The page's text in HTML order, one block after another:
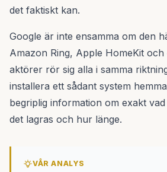
det faktiskt kan.
Google är inte ensamma om den
Amazon Ring, Apple HomeKit
aktörer rör sig alla i samma
installera ett sådant system
begriplig information om exakt
det lagras och hur länge.
VÅR ANALYS